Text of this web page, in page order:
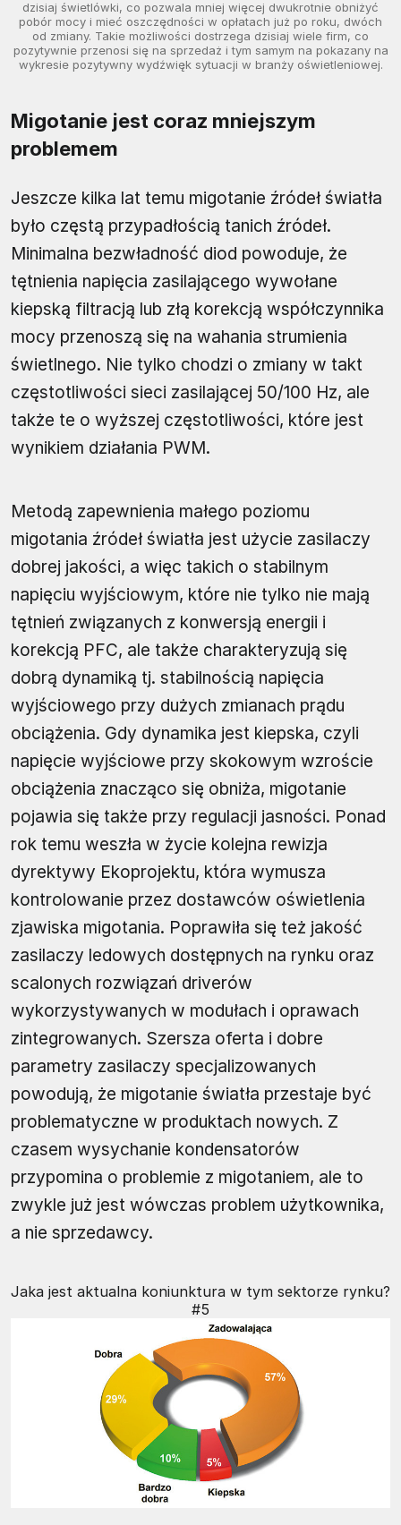
dzisiaj świetlówki, co pozwala mniej więcej dwukrotnie obniżyć
pobór mocy i mieć oszczędności w opłatach już po roku, dwóch
od zmiany. Takie możliwości dostrzega dzisiaj wiele firm, co
pozytywnie przenosi się na sprzedaż i tym samym na pokazany na
wykresie pozytywny wydźwięk sytuacji w branży oświetleniowej.
Migotanie jest coraz mniejszym
problemem
Jeszcze kilka lat temu migotanie źródeł światła
było częstą przypadłością tanich źródeł.
Minimalna bezwładność diod powoduje, że
tętnienia napięcia zasilającego wywołane
kiepską filtracją lub złą korekcją współczynnika
mocy przenoszą się na wahania strumienia
świetlnego. Nie tylko chodzi o zmiany w takt
częstotliwości sieci zasilającej 50/100 Hz, ale
także te o wyższej częstotliwości, które jest
wynikiem działania PWM.
Metodą zapewnienia małego poziomu
migotania źródeł światła jest użycie zasilaczy
dobrej jakości, a więc takich o stabilnym
napięciu wyjściowym, które nie tylko nie mają
tętnień związanych z konwersją energii i
korekcją PFC, ale także charakteryzują się
dobrą dynamiką tj. stabilnością napięcia
wyjściowego przy dużych zmianach prądu
obciążenia. Gdy dynamika jest kiepska, czyli
napięcie wyjściowe przy skokowym wzroście
obciążenia znacząco się obniża, migotanie
pojawia się także przy regulacji jasności. Ponad
rok temu weszła w życie kolejna rewizja
dyrektywy Ekoprojektu, która wymusza
kontrolowanie przez dostawców oświetlenia
zjawiska migotania. Poprawiła się też jakość
zasilaczy ledowych dostępnych na rynku oraz
scalonych rozwiązań driverów
wykorzystywanych w modułach i oprawach
zintegrowanych. Szersza oferta i dobre
parametry zasilaczy specjalizowanych
powodują, że migotanie światła przestaje być
problematyczne w produktach nowych. Z
czasem wysychanie kondensatorów
przypomina o problemie z migotaniem, ale to
zwykle już jest wówczas problem użytkownika,
a nie sprzedawcy.
Jaka jest aktualna koniunktura w tym sektorze rynku?
#5